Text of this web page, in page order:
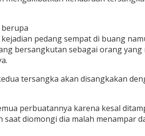
pedang sempat di buang
bersangkutan sebagai orang
tersangka akan disangkakan
perbuatannya karena kesal
diomongi dia malah menampar